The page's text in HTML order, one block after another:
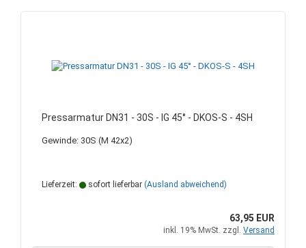
Pressarmatur DN31 - 30S - IG 45° - DKOS-S - 4SH
Gewinde: 30S (M 42x2)
Lieferzeit: sofort lieferbar (Ausland abweichend)
63,95 EUR
inkl. 19% MwSt. zzgl. Versand